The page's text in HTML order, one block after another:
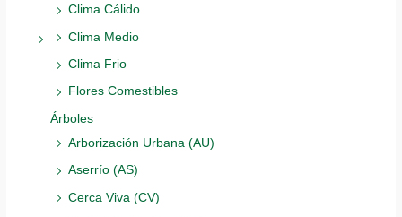
Clima Cálido
Clima Medio
Clima Frio
Flores Comestibles
Árboles
Arborización Urbana (AU)
Aserrío (AS)
Cerca Viva (CV)